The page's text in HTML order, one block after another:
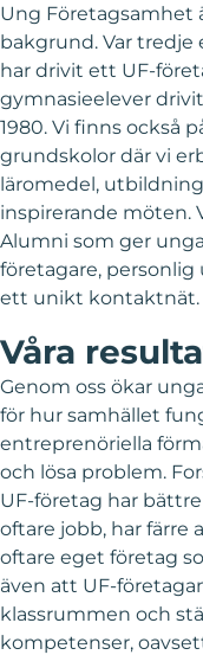
Ung Företagsamhet
bakgrund. Var tredje
har drivit ett UF-
gymnasieelever
1980. Vi finns också
grundskolor där vi
läromedel,
inspirerande möten.
Alumni som ger
företagare,
ett unikt kontaktnät.
Våra
Genom oss ökar
för hur samhället
entreprenöriella
och lösa problem.
UF-företag har
oftare jobb, har färre
oftare eget företag
även att UF-
klassrummen och
kompetenser,